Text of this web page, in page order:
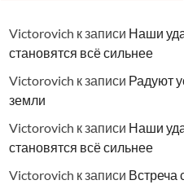
Victorovich к записи Наши
становятся всё сильнее
Victorovich к записи Радуют
земли
Victorovich к записи Наши
становятся всё сильнее
Victorovich к записи Встреча